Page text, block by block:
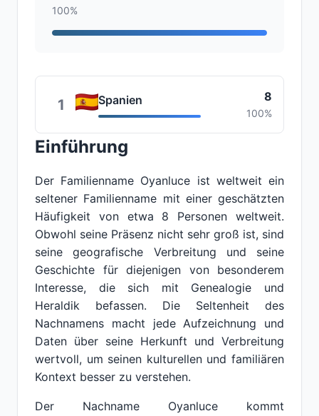
100%
1 Spanien 8
100%
Einführung
Der Familienname Oyanluce ist weltweit ein
seltener Familienname mit einer geschätzten
Häufigkeit von etwa 8 Personen weltweit.
Obwohl seine Präsenz nicht sehr groß ist, sind
seine geografische Verbreitung und seine
Geschichte für diejenigen von besonderem
Interesse, die sich mit Genealogie und
Heraldik befassen. Die Seltenheit des
Nachnamens macht jede Aufzeichnung und
Daten über seine Herkunft und Verbreitung
wertvoll, um seinen kulturellen und familiären
Kontext besser zu verstehen.
Der Nachname Oyanluce kommt